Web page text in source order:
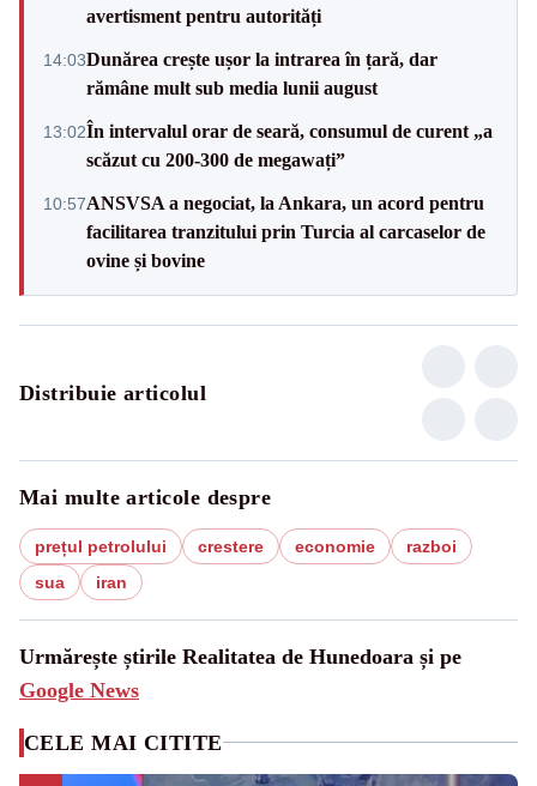
avertisment pentru autorități
14:03Dunărea crește ușor la intrarea în țară, dar
rămâne mult sub media lunii august
13:02În intervalul orar de seară, consumul de curent „a
scăzut cu 200-300 de megawați”
10:57ANSVSA a negociat, la Ankara, un acord pentru
facilitarea tranzitului prin Turcia al carcaselor de
ovine și bovine
Distribuie articolul
Mai multe articole despre
prețul petrolului crestere economie
razboi
sua
iran
Urmărește știrile Realitatea de Hunedoara și pe
Google News
CELE MAI CITITE